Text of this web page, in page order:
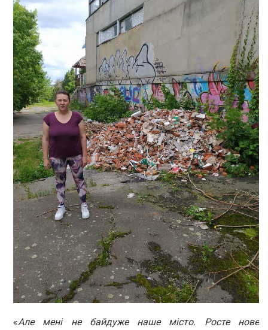
«Але мені не байдуже наше місто. Росте нове